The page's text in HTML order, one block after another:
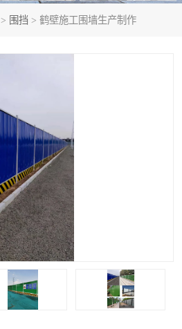
> 围挡 > 鹤壁施工围墙生产制作
楼层板
压型彩钢板
彩钢板
市